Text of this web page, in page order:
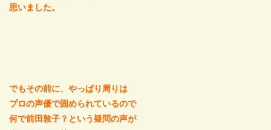
思いました。
でもその前に、やっぱり周りは
プロの声優で固められているので
何で前田敦子？という疑問の声が